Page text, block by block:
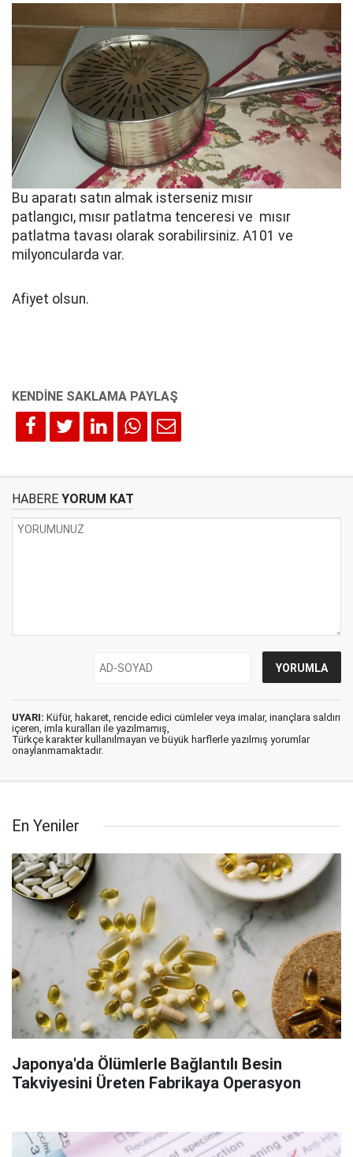
Bu aparatı satın almak isterseniz mısır
patlangıcı, mısır patlatma tenceresi ve mısır
patlatma tavası olarak sorabilirsiniz. A101 ve
milyoncularda var.
Afiyet olsun.
HABERE YORUM KAT
UYARI: Küfür, hakaret, rencide edici cümleler veya imalar, inançlara saldırı
içeren, imla kuralları ile yazılmamış,
Türkçe karakter kullanılmayan ve büyük harflerle yazılmış yorumlar
onaylanmamaktadır.
En Yeniler
Japonya'da Ölümlerle Bağlantılı Besin
Takviyesini Üreten Fabrikaya Operasyon